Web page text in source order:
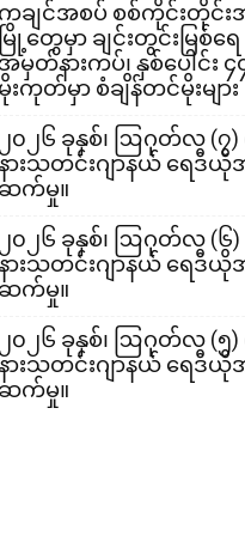
ချင်အစပ် စစ်ကိုင်းတိုင်
ြို့တွေမှာ ချင်းတွင်းမြစ်ရေ
မှတ်နားကပ်၊ နှစ်ပေါင်း
းကုတ်မှာ စံချိန်တင်မိုးများ
၀၂၆ ခုနှစ်၊ ဩဂုတ်လ (၇)
ားသတင်းဂျာနယ် ရေဒီ
က်မှု။
၀၂၆ ခုနှစ်၊ ဩဂုတ်လ (၆)
ားသတင်းဂျာနယ် ရေဒီ
က်မှု။
၀၂၆ ခုနှစ်၊ ဩဂုတ်လ (၅)
ားသတင်းဂျာနယ် ရေဒီ
က်မှု။